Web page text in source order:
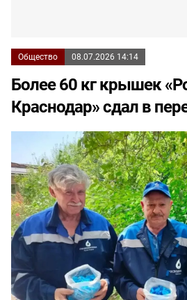
Общество 08.07.2026 14:14
Более 60 кг крышек
Краснодар» сдал в